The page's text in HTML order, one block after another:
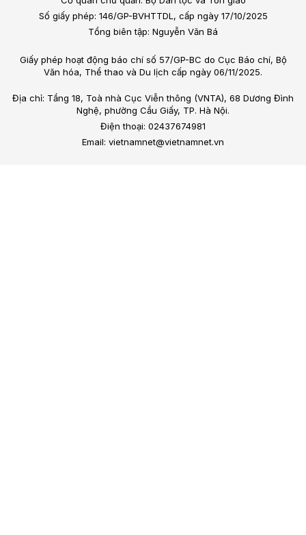
Số giấy phép: 146/GP-BVHTTDL, cấp ngày 17/10/2025
Tổng biên tập: Nguyễn Văn Bá
Giấy phép hoạt động báo chí số 57/GP-BC do Cục Báo chí, Bộ
Văn hóa, Thể thao và Du lịch cấp ngày 06/11/2025.
Địa chỉ: Tầng 18, Toà nhà Cục Viễn thông (VNTA), 68 Dương Đình
Nghệ, phường Cầu Giấy, TP. Hà Nội.
Điện thoại: 02437674981
Email: vietnamnet@vietnamnet.vn